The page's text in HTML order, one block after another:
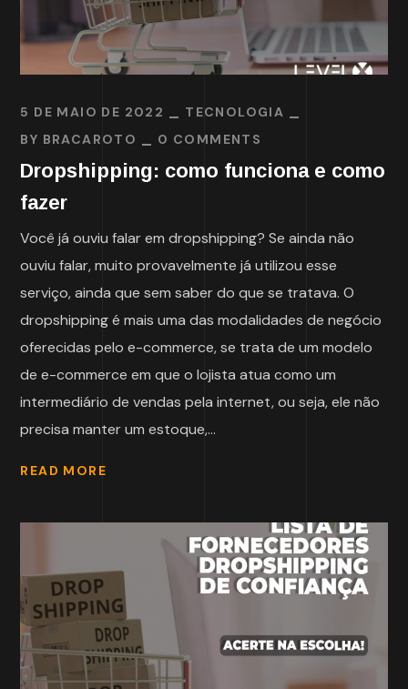
5 DE MAIO DE 2022
TECNOLOGIA
BY BRACAROTO 0 COMMENTS
Dropshipping: como funciona e como
fazer
Você já ouviu falar em dropshipping? Se ainda não
ouviu falar, muito provavelmente já utilizou esse
serviço, ainda que sem saber do que se tratava. O
dropshipping é mais uma das modalidades de negócio
oferecidas pelo e-commerce, se trata de um modelo
de e-commerce em que o lojista atua como um
intermediário de vendas pela internet, ou seja, ele não
precisa manter um estoque,...
READ MORE